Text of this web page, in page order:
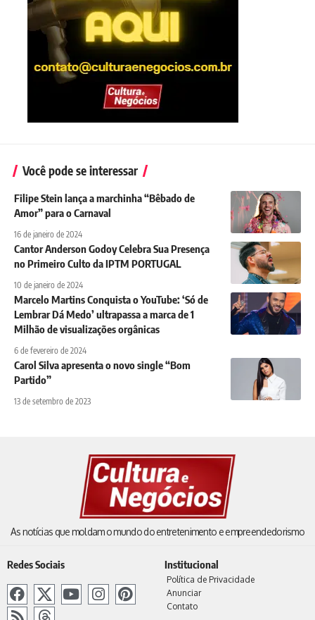
Você pode se interessar
Filipe Stein lança a marchinha “Bêbado de
Amor” para o Carnaval
16 de janeiro de 2024
Cantor Anderson Godoy Celebra Sua Presença
no Primeiro Culto da IPTM PORTUGAL
10 de janeiro de 2024
Marcelo Martins Conquista o YouTube: ‘Só de
Lembrar Dá Medo’ ultrapassa a marca de 1
Milhão de visualizações orgânicas
6 de fevereiro de 2024
Carol Silva apresenta o novo single “Bom
Partido”
13 de setembro de 2023
As notícias que moldam o mundo do entretenimento e empreendedorismo
Redes Sociais Institucional
Política de Privacidade
Anunciar
Contato